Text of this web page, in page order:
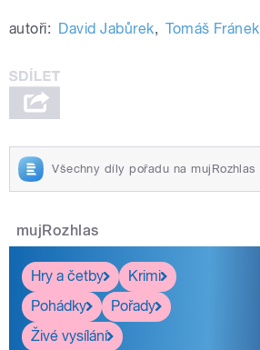
autoři: David Jabůrek, Tomáš Fránek
Všechny díly pořadu na mujRozhlas
mujRozhlas
Hry a četby
Krimi
Pohádky
Pořady
Živé vysílání